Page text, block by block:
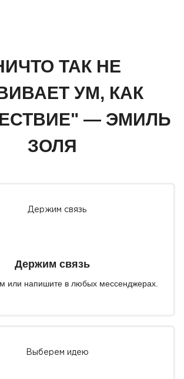
ТАК НЕ
УМ, КАК
— ЭМИЛЬ
ЗОЛЯ
Держим связь
или напишите в любых мессенджерах.